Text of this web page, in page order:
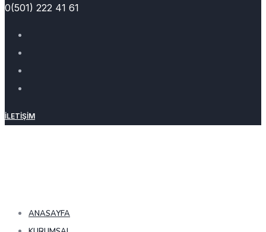
0(501) 222 41 61
İLETIŞIM
ANASAYFA